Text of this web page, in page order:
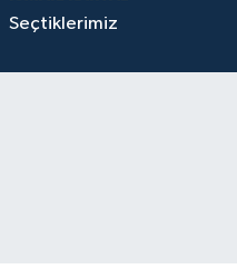
Seçtiklerimiz